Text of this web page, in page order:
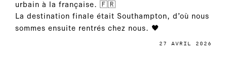
urbain à la française. 🇫🇷
La destination finale était Southampton, d’où nous
sommes ensuite rentrés chez nous. 🖤
27 AVRIL 2026